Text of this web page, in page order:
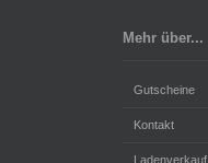
Mehr über...
Gutscheine
Kontakt
Ladenverkauf